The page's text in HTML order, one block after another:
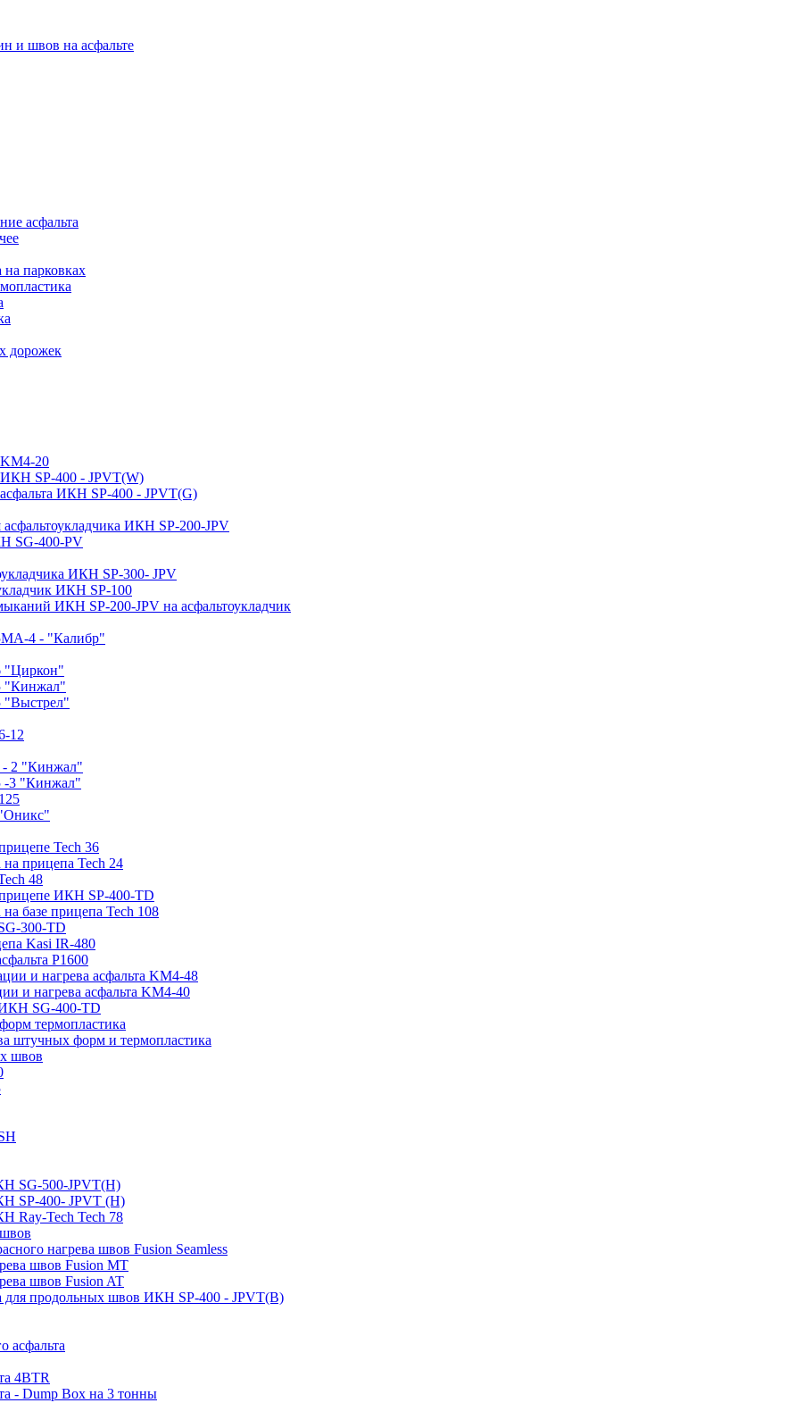
и швов на асфальте
асфальта
парковках
дорожек
KM4-20
ИКН SP-400 - JPVT(W)
ИКН SP-400 - JPVT(G)
асфальтоукладчика ИКН SP-200-JPV
SG-400-PV
ИКН SP-300- JPV
ИКН SP-100
ИКН SP-200-JPV на асфальтоукладчик
4 - "Калибр"
"Циркон"
"Кинжал"
"Выстрел"
12
- 2 "Кинжал"
-3 "Кинжал"
"Оникс"
Tech 36
на прицепа Tech 24
48
прицепе ИКН SP-400-TD
базе прицепа Tech 108
300-TD
Kasi IR-480
P1600
и нагрева асфальта KM4-48
и нагрева асфальта KM4-40
ИКН SG-400-TD
термопластика
штучных форм и термопластика
швов
SG-500-JPVT(H)
SP-400- JPVT (Н)
Ray-Tech Tech 78
нагрева швов Fusion Seamless
швов Fusion MT
швов Fusion AT
для продольных швов ИКН SP-400 - JPVT(B)
асфальта
4BTR
- Dump Box на 3 тонны